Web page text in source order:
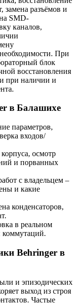
замена разъёмов и
SMD-
каналов,
При
блок
восстановления
при наличии и
в Балашихе
параметров,
входов/
осмотр
и порванных
с владельцем –
и какие
конденсаторов,
в реальном
коммутаций.
Behringer в
и эпизодических
выход из строя
Частые